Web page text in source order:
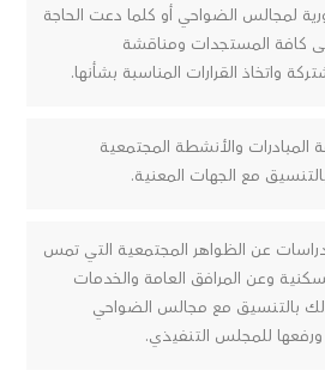
لمجالس الضواحي أو كلما دعت الحاجة
كافة المستجدات ومناقشة
واتخاذ القرارات المناسبة بشأنها.
والأنشطة المجتمعية
مع الجهات المعنية.
عن الظواهر المجتمعية التي تمس
وعن المرافق العامة والخدمات
بالتنسيق مع مجالس الضواحي
ورفعها للمجلس التنفيذي.